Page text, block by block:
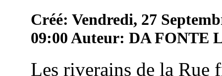
Créé: Vendredi, 27
09:00Auteur: DA FONTE
Les riverains de la Rue